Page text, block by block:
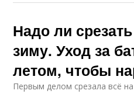
Надо ли
зиму. Уход за
летом, чтобы
Первым делом срезала всё